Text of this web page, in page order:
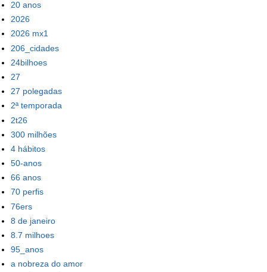
20 anos
2026
2026 mx1
206_cidades
24bilhoes
27
27 polegadas
2ª temporada
2t26
300 milhões
4 hábitos
50-anos
66 anos
70 perfis
76ers
8 de janeiro
8.7 milhoes
95_anos
a nobreza do amor